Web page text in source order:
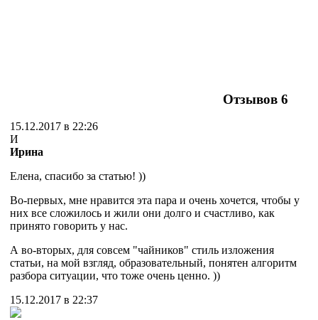
Отзывов 6
15.12.2017 в 22:26
И
Ирина
Елена, спасибо за статью! ))
Во-первых, мне нравится эта пара и очень хочется, чтобы у
них все сложилось и жили они долго и счастливо, как
принято говорить у нас.
А во-вторых, для совсем "чайников" стиль изложения
статьи, на мой взгляд, образовательный, понятен алгоритм
разбора ситуации, что тоже очень ценно. ))
15.12.2017 в 22:37